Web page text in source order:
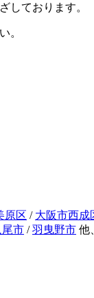
しております。
。
原区 / 大阪市西成
尾市 /羽曳野市 他